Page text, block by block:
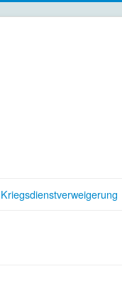
Kriegsdienstverweigerung